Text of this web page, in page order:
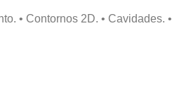
• Contornos 2D. • Cavidades. •